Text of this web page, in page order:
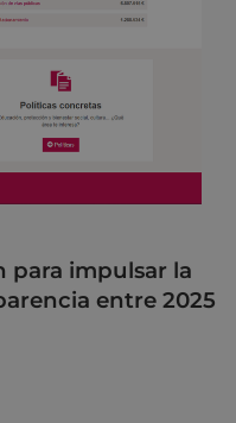
para impulsar la
entre 2025